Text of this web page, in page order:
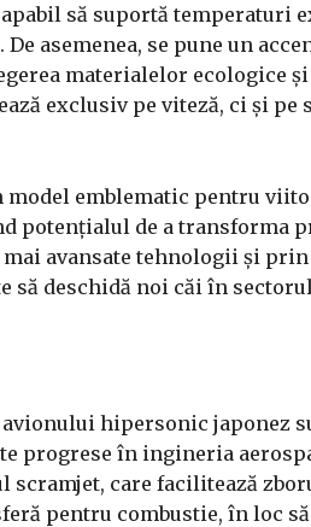
să suportă temperaturi
asemenea, se pune un
materialelor ecologice
exclusiv pe viteză, ci și pe
emblematic pentru
potențialul de a transforma
avansate tehnologii și
să deschidă noi căi în
hipersonic japonez
progrese în ingineria
scramjet, care facilitează
pentru combustie, în loc